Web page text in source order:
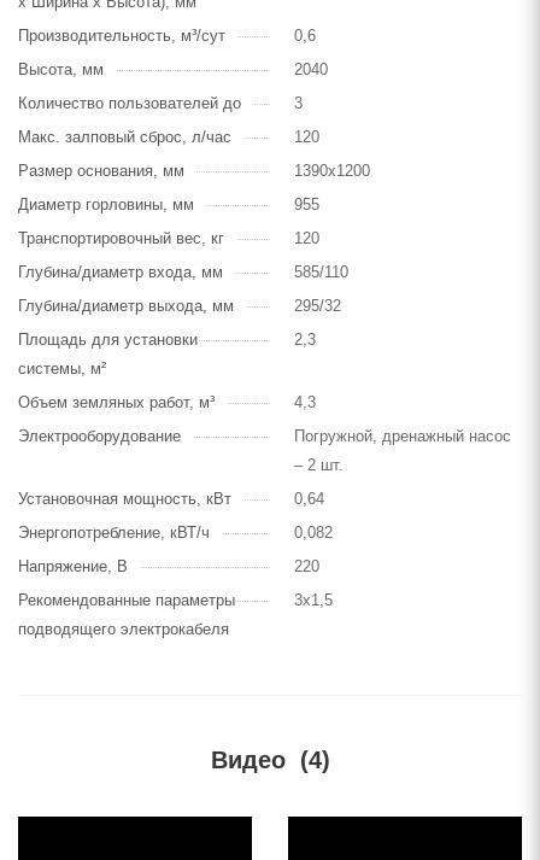
Производительность, м³/сут
0,6
Высота, мм
2040
Количество пользователей до
3
Макс. залповый сброс, л/час
120
Размер основания, мм
1390х1200
Диаметр горловины, мм
955
Транспортировочный вес, кг
120
Глубина/диаметр входа, мм
585/110
Глубина/диаметр выхода, мм
295/32
Площадь для установки
системы, м²
2,3
Объем земляных работ, м³
4,3
Электрооборудование
Погружной, дренажный насос
– 2 шт.
Установочная мощность, кВт
0,64
Энергопотребление, кВТ/ч
0,082
Напряжение, В
220
Рекомендованные параметры
подводящего электрокабеля
3х1,5
Видео (4)